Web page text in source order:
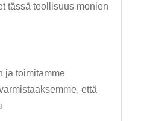
tässä teollisuus monien
ja toimitamme
että